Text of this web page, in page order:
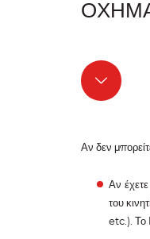
Αν δεν
Αν έχετε
του
etc.). Το